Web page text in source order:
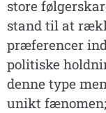
store
stand til at
præferencer
politiske
denne type
unikt